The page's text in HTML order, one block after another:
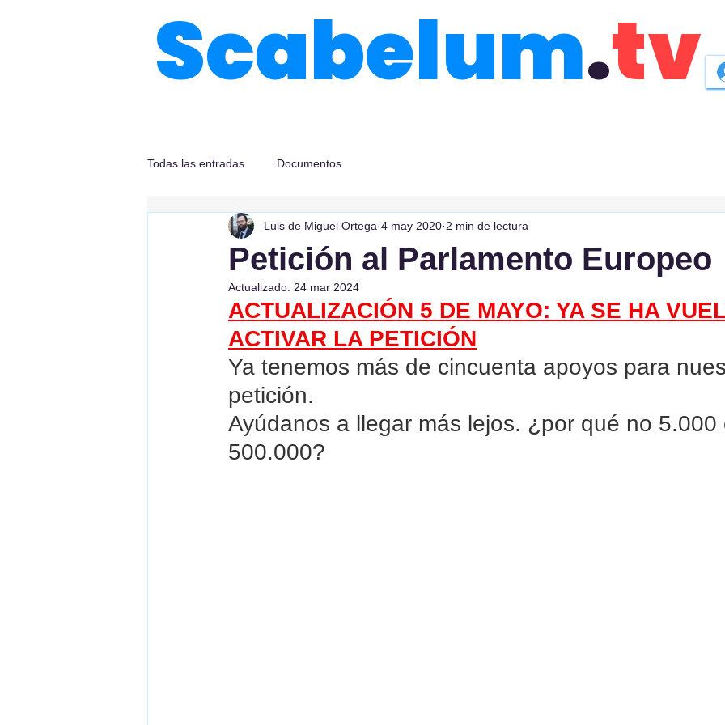
Scabelum.tv
Todas las entradas Documentos
Petición al Parlamento Europeo
Luis de Miguel Ortega 4 may 2020 2 min de lectura
Actualizado: 24 mar 2024
ACTUALIZACIÓN 5 DE MAYO: YA SE HA
ACTIVAR LA PETICIÓN
Ya tenemos más de cincuenta apoyos para
petición.
Ayúdanos a llegar más lejos. ¿por qué no 5.000
500.000?